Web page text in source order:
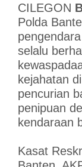
CILEGON
Polda
selalu
kejahatan
pencurian
penipuan
kendaraan
Kasat